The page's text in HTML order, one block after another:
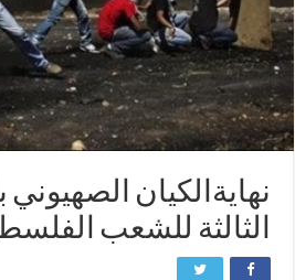
نهايةالكيان الصهيوني
الثالثة للشعب